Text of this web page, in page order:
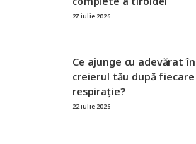
27 iulie 2026
Ce ajunge cu adevărat în
creierul tău după fiecare
respirație?
22 iulie 2026